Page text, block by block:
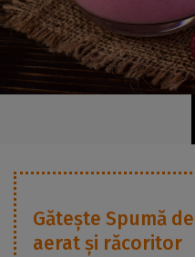
Gătește Spumă
aerat și răcoritor